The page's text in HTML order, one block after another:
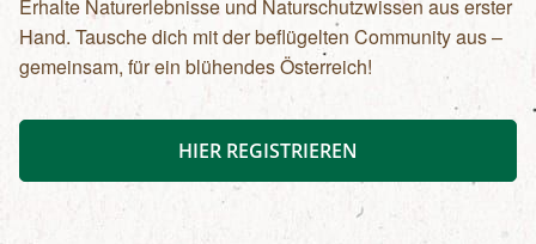
Erhalte Naturerlebnisse und Naturschutzwissen aus erster
Hand. Tausche dich mit der beflügelten Community aus –
gemeinsam, für ein blühendes Österreich!
HIER REGISTRIEREN